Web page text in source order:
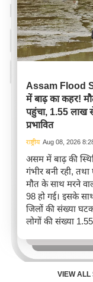
Assam Flood
में बाढ़ का कहर!
पहुंचा, 1.55 लाख
प्रभावित
राष्ट्रीय Aug 08, 2026
असम में बाढ़ की
गंभीर बनी रही,
मौत के साथ मरने
98 हो गई। इसके
जिलों की संख्या
लोगों की संख्या
VIEW ALL